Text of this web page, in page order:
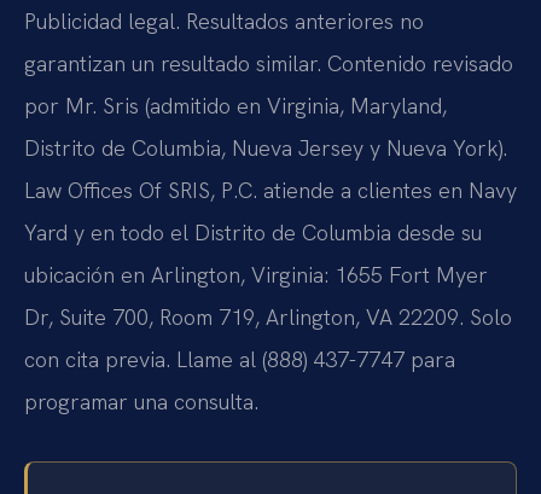
Publicidad legal. Resultados anteriores no
garantizan un resultado similar. Contenido revisado
por Mr. Sris (admitido en Virginia, Maryland,
Distrito de Columbia, Nueva Jersey y Nueva York).
Law Offices Of SRIS, P.C. atiende a clientes en Navy
Yard y en todo el Distrito de Columbia desde su
ubicación en Arlington, Virginia: 1655 Fort Myer
Dr, Suite 700, Room 719, Arlington, VA 22209. Solo
con cita previa. Llame al (888) 437-7747 para
programar una consulta.